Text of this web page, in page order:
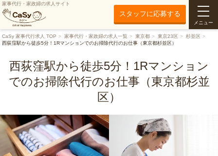
家事代行・家政婦の求人サイト
スタッフに応募する
メニュー
CaSy 家事代行求人 TOP 家事代行・家政婦の求人一覧 東京都 東京23区
杉並区
西荻窪駅から徒歩5分！1Rマンションでのお掃除代行のお仕事（東京都杉並区）
西荻窪駅から徒歩5分！1Rマンション
でのお掃除代行のお仕事（東京都杉並
区）